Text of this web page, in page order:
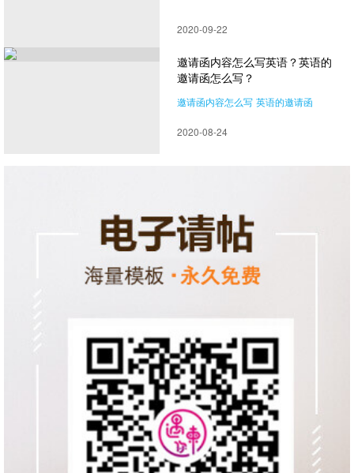
2020-09-22
邀请函内容怎么写英语？英语的
邀请函怎么写？
邀请函内容怎么写 英语的邀请函
2020-08-24